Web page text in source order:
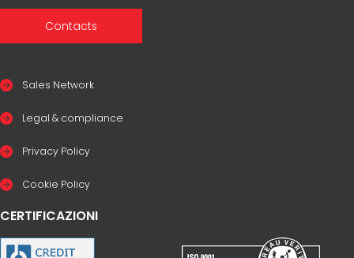
Contacts
Sales Network
Legal & compliance
Privacy Policy
Cookie Policy
CERTIFICAZIONI